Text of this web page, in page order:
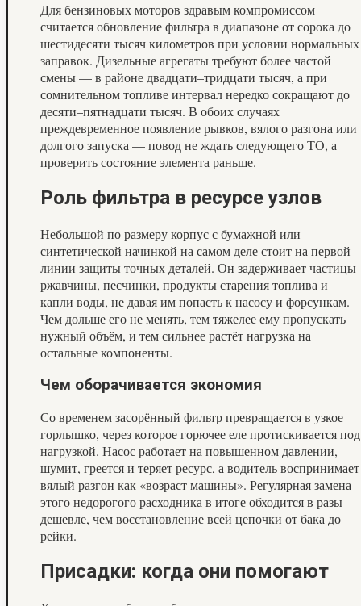
Для бензиновых моторов здравым компромиссом
считается обновление фильтра в диапазоне от сорока до
шестидесяти тысяч километров при условии нормальных
заправок. Дизельные агрегаты требуют более частой
смены — в районе двадцати–тридцати тысяч, а при
сомнительном топливе интервал нередко сокращают до
десяти–пятнадцати тысяч. В обоих случаях
преждевременное появление рывков, вялого разгона или
долгого запуска — повод не ждать следующего ТО, а
проверить состояние элемента раньше.
Роль фильтра в ресурсе узлов
Небольшой по размеру корпус с бумажной или
синтетической начинкой на самом деле стоит на первой
линии защиты точных деталей. Он задерживает частицы
ржавчины, песчинки, продукты старения топлива и
капли воды, не давая им попасть к насосу и форсункам.
Чем дольше его не менять, тем тяжелее ему пропускать
нужный объём, и тем сильнее растёт нагрузка на
остальные компоненты.
Чем оборачивается экономия
Со временем засорённый фильтр превращается в узкое
горлышко, через которое горючее еле протискивается под
нагрузкой. Насос работает на повышенном давлении,
шумит, греется и теряет ресурс, а водитель воспринимает
вялый разгон как «возраст машины». Регулярная замена
этого недорогого расходника в итоге обходится в разы
дешевле, чем восстановление всей цепочки от бака до
рейки.
Присадки: когда они помогают